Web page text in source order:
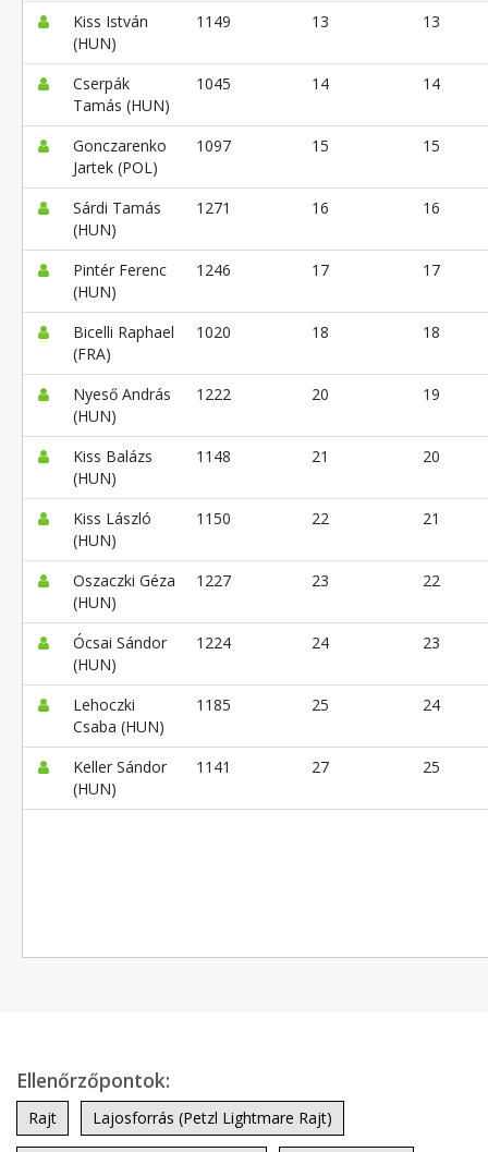
Kiss István
(HUN)
1149 13 13
Cserpák
Tamás (HUN)
1045 14 14
Gonczarenko
Jartek (POL)
1097 15 15
Sárdi Tamás
(HUN)
1271 16 16
Pintér Ferenc
(HUN)
1246 17 17
Bicelli Raphael
(FRA)
1020 18 18
Nyeső András
(HUN)
1222 20 19
Kiss Balázs
(HUN)
1148 21 20
Kiss László
(HUN)
1150 22 21
Oszaczki Géza
(HUN)
1227 23 22
Ócsai Sándor
(HUN)
1224 24 23
Lehoczki
Csaba (HUN)
1185 25 24
Keller Sándor
(HUN)
1141 27 25
Ellenőrzőpontok:
Rajt Lajosforrás (Petzl Lightmare Rajt)